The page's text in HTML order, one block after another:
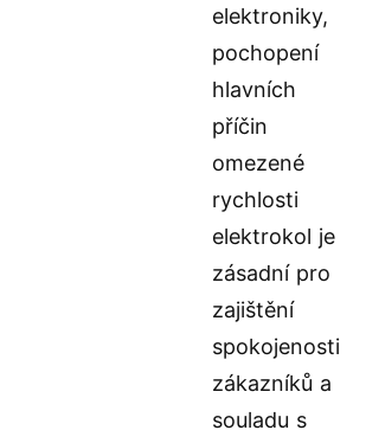
elektroniky,
pochopení
hlavních
příčin
omezené
rychlosti
elektrokol je
zásadní pro
zajištění
spokojenosti
zákazníků a
souladu s